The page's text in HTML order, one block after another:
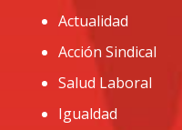
Actualidad
Acción Sindical
Salud Laboral
Igualdad